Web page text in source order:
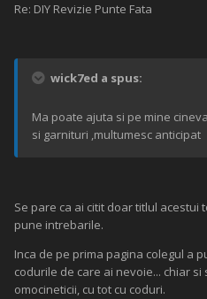
Re: DIY Revizie Punte Fata
wick7ed a spus:
Ma poate ajuta si pe mine
si garnituri ,multumesc anticipat
Se pare ca ai citit doar titlul acestui
pune intrebarile.
Inca de pe prima pagina colegul a
codurile de care ai nevoie... chiar
omocineticii, cu tot cu coduri.